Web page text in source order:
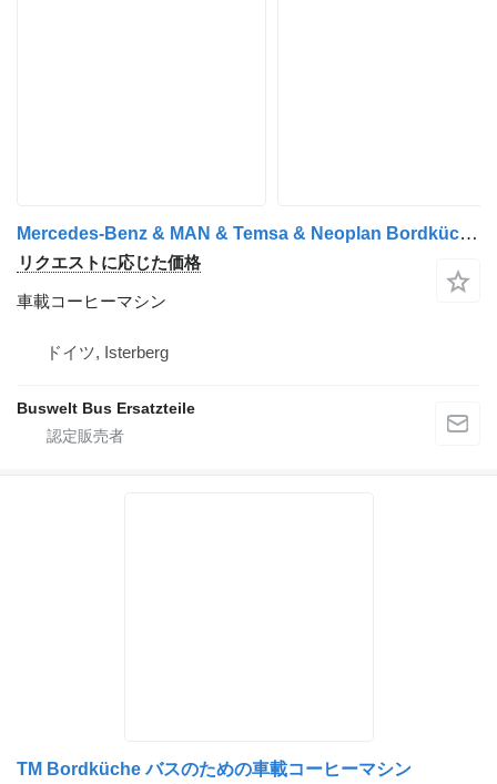
Mercedes-Benz & MAN & Temsa & Neoplan Bordküche バスのための車載コーヒーマシン
リクエストに応じた価格
車載コーヒーマシン
ドイツ, Isterberg
Buswelt Bus Ersatzteile
TM Bordküche バスのための車載コーヒーマシン